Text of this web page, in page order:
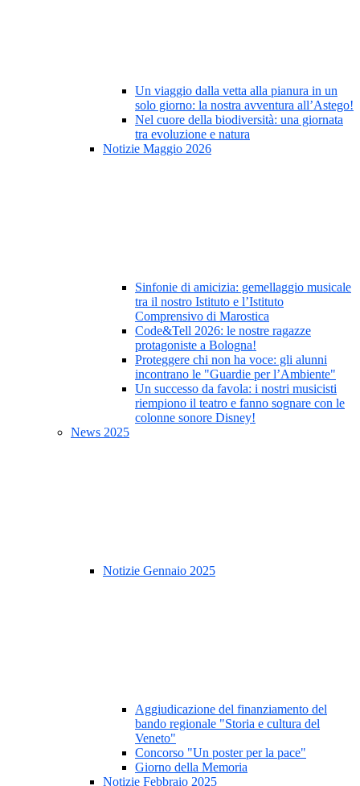
Un viaggio dalla vetta alla pianura in un
solo giorno: la nostra avventura all’Astego!
Nel cuore della biodiversità: una giornata
tra evoluzione e natura
Notizie Maggio 2026
Sinfonie di amicizia: gemellaggio musicale
tra il nostro Istituto e l’Istituto
Comprensivo di Marostica
Code&Tell 2026: le nostre ragazze
protagoniste a Bologna!
Proteggere chi non ha voce: gli alunni
incontrano le "Guardie per l’Ambiente"
Un successo da favola: i nostri musicisti
riempiono il teatro e fanno sognare con le
colonne sonore Disney!
News 2025
Notizie Gennaio 2025
Aggiudicazione del finanziamento del
bando regionale "Storia e cultura del
Veneto"
Concorso "Un poster per la pace"
Giorno della Memoria
Notizie Febbraio 2025